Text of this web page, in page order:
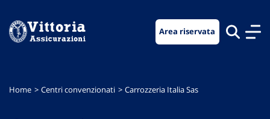
menu
contenuto
footer
Area riservata
Home Centri convenzionati Carrozzeria Italia Sas